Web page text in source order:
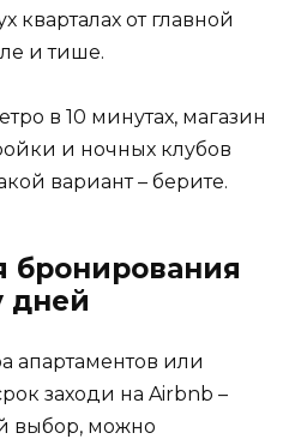
кварталах от главной
и тише.
в 10 минутах, магазин
и ночных клубов
вариант – берите.
бронирования
дней
апартаментов или
заходи на Airbnb –
выбор, можно